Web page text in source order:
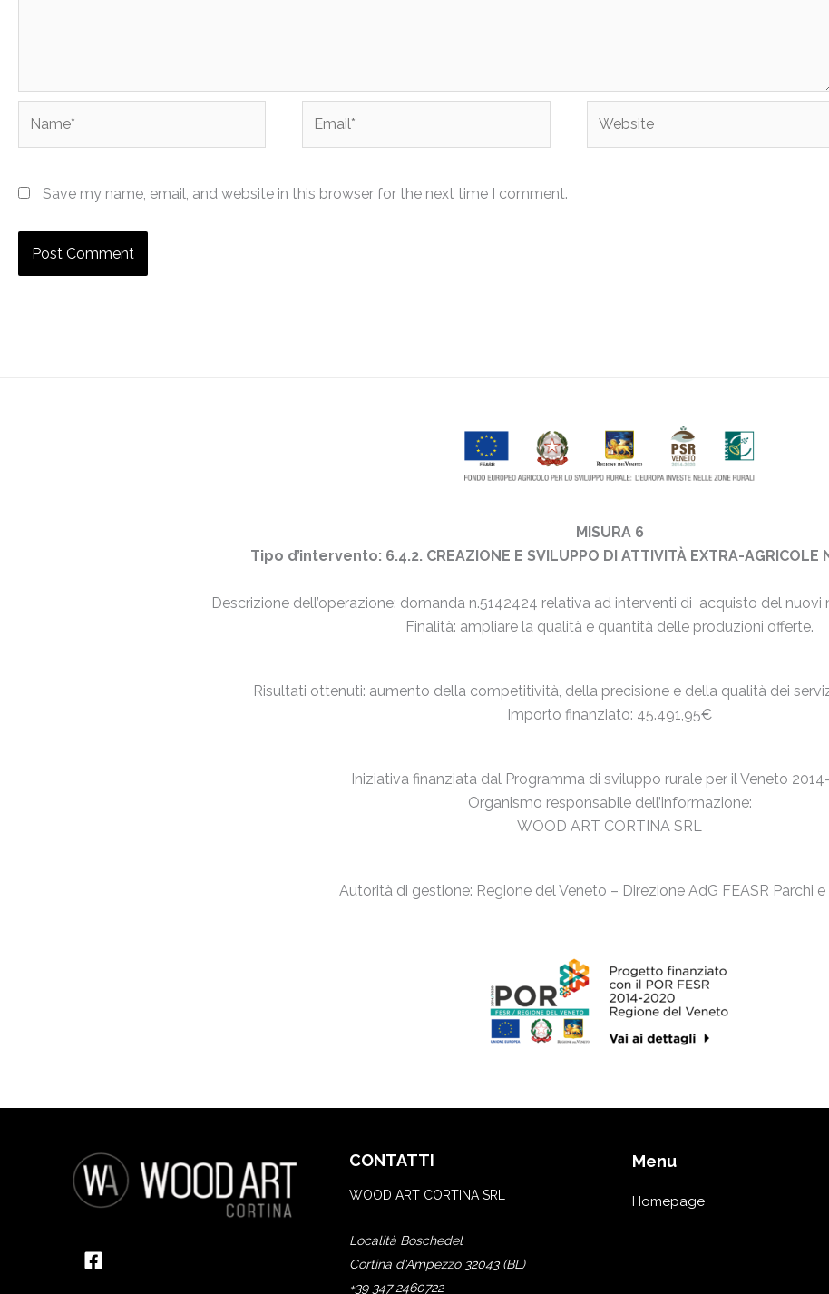
Save my name, email, and website in this browser for the next time I comment.
MISURA 6
Tipo d’intervento: 6.4.2. CREAZIONE E SVILUPPO DI ATTIVITÀ EXTRA-AGRICOLE
Descrizione dell’operazione: domanda n.5142424 relativa ad interventi di acquisto del
Finalità: ampliare la qualità e quantità delle produzioni offerte.
Risultati ottenuti: aumento della competitività, della precisione e della qualità dei
Importo finanziato: 45.491,95€
Iniziativa finanziata dal Programma di sviluppo rurale per il Veneto
Organismo responsabile dell’informazione:
WOOD ART CORTINA SRL
Autorità di gestione: Regione del Veneto – Direzione AdG FEASR Parchi
CONTATTI
WOOD ART CORTINA SRL
Località Boschedel
Cortina d'Ampezzo 32043 (BL)
+39 347 2460722
Menu
Homepage